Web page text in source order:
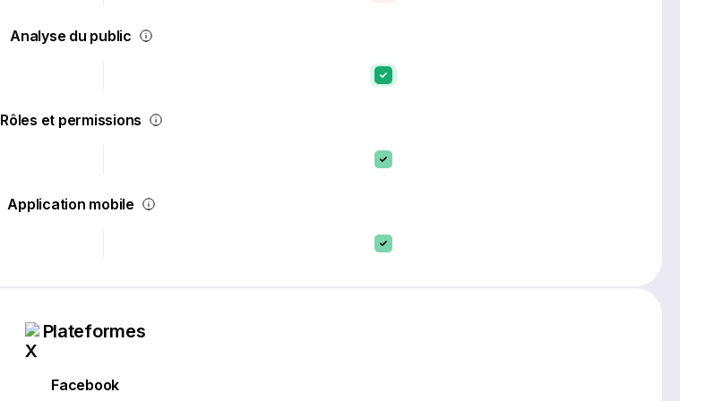
Analyse du public
Rôles et permissions
Application mobile
Plateformes
Facebook